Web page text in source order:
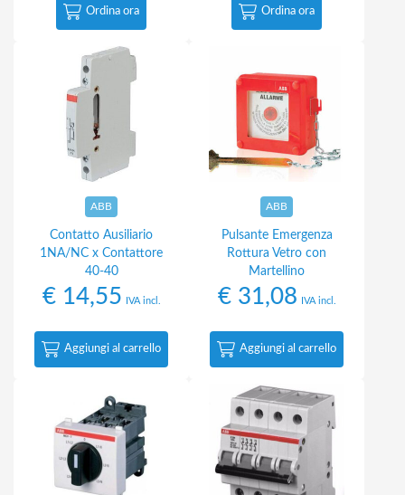
Ordina ora Ordina ora
ABB
Contatto Ausiliario
1NA/NC x Contattore
40-40
€14,55 IVA incl.
Aggiungi al carrello
ABB
Pulsante Emergenza
Rottura Vetro con
Martellino
€31,08 IVA incl.
Aggiungi al carrello